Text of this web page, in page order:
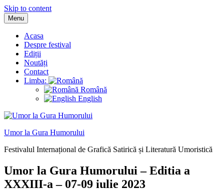
Skip to content
Menu
Acasa
Despre festival
Ediții
Noutăți
Contact
Limba:
Română
English
Umor la Gura Humorului
Festivalul Internațional de Grafică Satirică și Literatură Umoristică
Umor la Gura Humorului – Editia a
XXXIII-a – 07-09 iulie 2023